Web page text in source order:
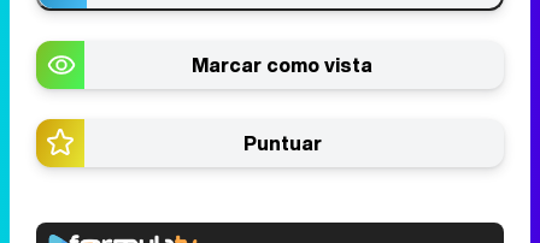
Marcar como vista
Puntuar